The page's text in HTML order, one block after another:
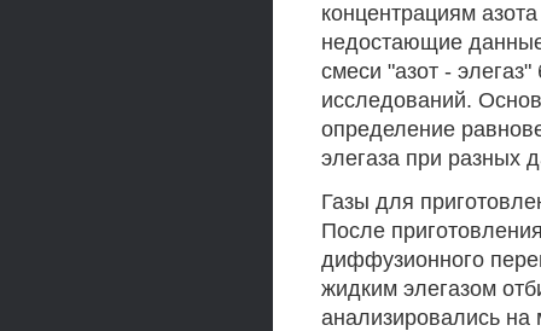
концентрациям
недостающие
смеси "азот -
исследований.
определение
элегаза при разных
Газы для
После
диффузионного
жидким элегазом
анализировались на